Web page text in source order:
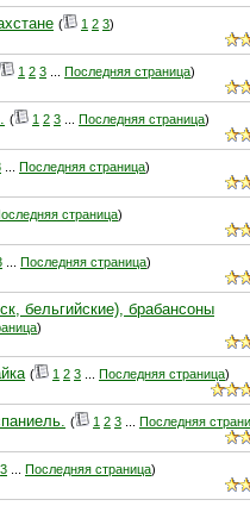
( 1 2 3)
1 2 3 Последняя страница)
( 1 2 3 Последняя страница)
Последняя страница)
страница)
Последняя страница)
бельгийские), брабансоны
)
( 1 2 3 Последняя страница)
( 1 2 3
Последняя
3 Последняя страница)